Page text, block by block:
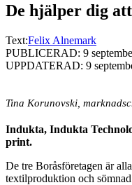
De hjälper dig
Text:Felix Alnemark
PUBLICERAD: 9
UPPDATERAD: 9
Tina Korunovski,
Indukta, Indukta
print.
De tre Boråsföretagen är
textilproduktion och